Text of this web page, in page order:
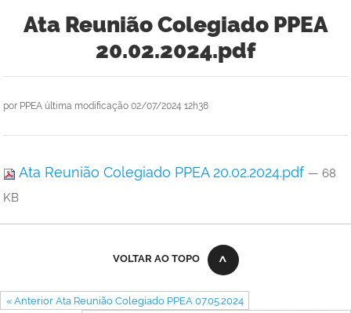
Ata Reunião Colegiado PPEA
20.02.2024.pdf
por PPEA última modificação 02/07/2024 12h38
Ata Reunião Colegiado PPEA 20.02.2024.pdf — 68
KB
VOLTAR AO TOPO
« Anterior Ata Reunião Colegiado PPEA 07.05.2024